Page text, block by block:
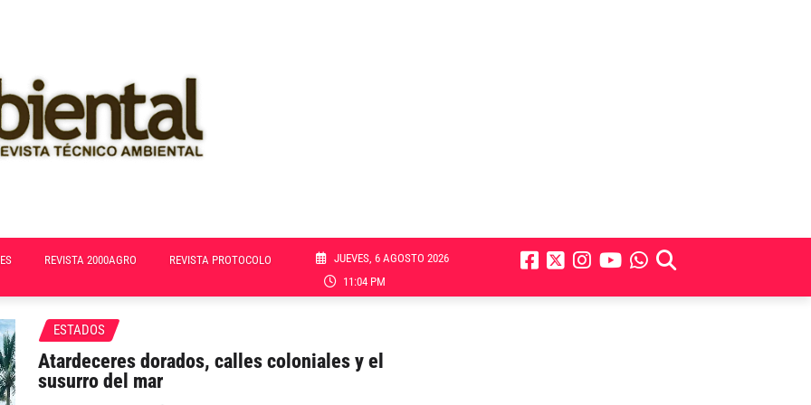
REVISTA 2000AGRO REVISTA PROTOCOLO
JUEVES, 6 AGOSTO 2026
11:04 PM
ESTADOS
Atardeceres dorados, calles coloniales y el
susurro del mar